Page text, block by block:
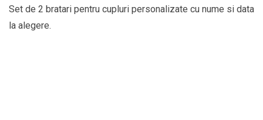
Set de 2 bratari pentru cupluri personalizate cu nume si data
la alegere.